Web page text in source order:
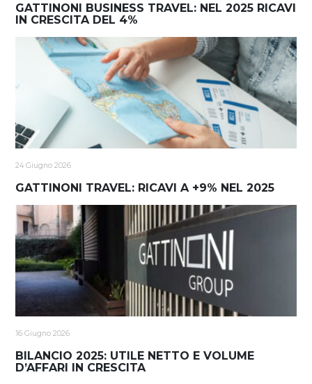
GATTINONI BUSINESS TRAVEL: NEL 2025 RICAVI
IN CRESCITA DEL 4%
24 Giugno 2026
GATTINONI TRAVEL: RICAVI A +9% NEL 2025
16 Giugno 2026
BILANCIO 2025: UTILE NETTO E VOLUME
D’AFFARI IN CRESCITA